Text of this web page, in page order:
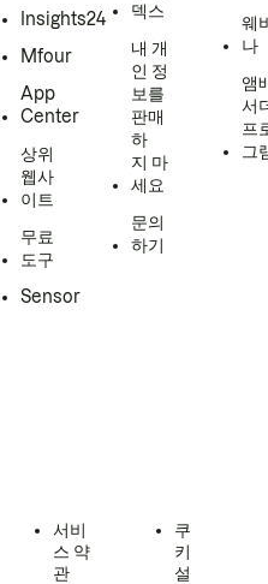
Insights24
Mfour
App
Center
상위
웹사
이트
무료
도구
Sensor
덱스
내 개
인 정
보를
판매
하
지 마
세요
문의
하기
웨
나
앰
서
프
그
서비
스 약
관
쿠
키
설